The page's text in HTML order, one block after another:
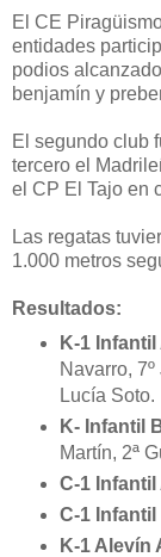
El CE
entidades
podios
benjamín y
El segundo club
tercero el
el CP El Tajo en
Las regatas
1.000 metros
Resultados:
K-1 Infantil
Navarro,
Lucía Soto.
K- Infantil
Martín, 2ª
C-1 Infantil
C-1 Infantil
K-1 Alevín